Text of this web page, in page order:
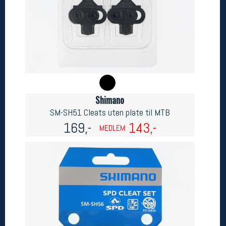
Shimano
SM-SH51 Cleats uten plate til MTB
169,- MEDLEM: 143,-
Betingelser
Salgsbetingelser
Personsvernerklæring
Informasjonskapsler
Bærekraft
Ledige stillinger
Ledige stillinger
Følg oss på